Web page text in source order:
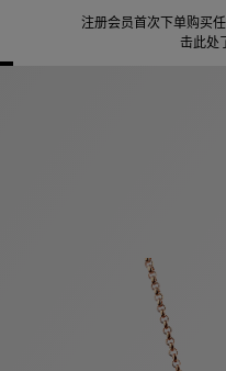
注册会员首次下单购买
击此处